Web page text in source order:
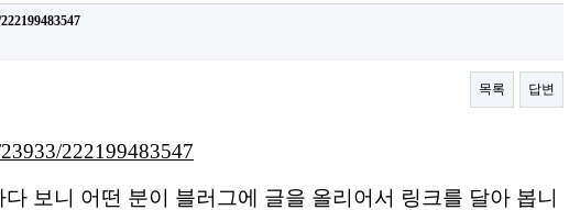
목록 답변
222199483547
보니 어떤 분이 블러그에 글을 올리어서 링크를 달아 봅니